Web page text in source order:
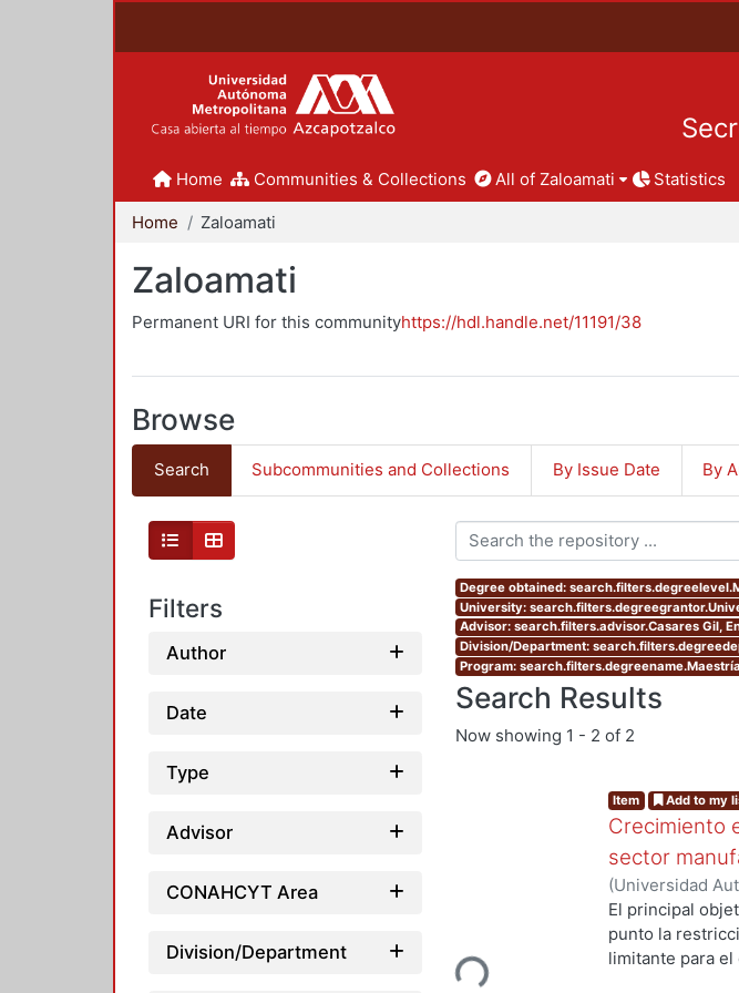
Home Communities & Collections All of Zaloamati Statistics
Home Zaloamati
Zaloamati
Permanent URI for this communityhttps://hdl.handle.net/11191/38
Browse
Search Subcommunities and Collections By Issue Date By
Filters
Author
Date
Type
Advisor
CONAHCYT Area
Division/Department
Degree obtained:
University:
Advisor: search.filters.advisor.Casares Gil,
Division/Department:
Program:
Search Results
Now showing 1 - 2 of 2
Loading...
Item Add to my
Crecimiento
sector
(Universidad
de Servicios de
El principal
punto la
limitante para